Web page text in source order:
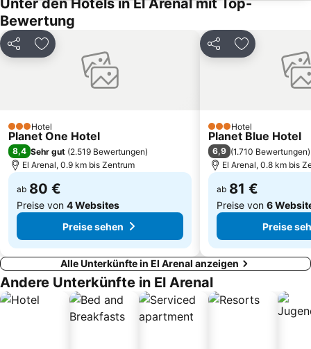
Cala Llombards
Hafen von El Arenal
Palmanova
Strand von Camp de Mar
Ciudad Jardín
Platja de Torà o Platja Peguera Torà
Portals' Yachthafen
Aqualand
Es Coll d'en Rabassa
Unter den Hotels in El Arenal mit Top-
Bewertung
Teilen Zu Favoriten hinzufügen
3 Sterne
Hotel
Planet One Hotel
8,4 Sehr gut (2.519 Bewertungen)
El Arenal, 0.9 km bis Zentrum
ab 80 €
Preise von 4 Websites
Preise sehen
Teilen Zu Favoriten
3 Sterne
Hotel
Planet Blue Hotel
6,9 (1.710 Bewertungen)
El Arenal, 0.8 km bis
ab 81 €
Preise von 6
Preise
Alle Unterkünfte in El Arenal anzeigen
Andere Unterkünfte in El Arenal